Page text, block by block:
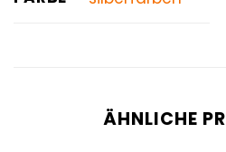
ÄHNLICHE